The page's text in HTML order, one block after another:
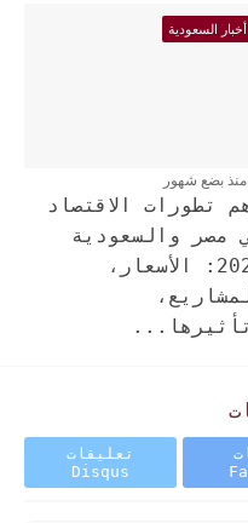
أخبار السعودية
منذ بضع شهور
تطورات الاقتصاد
مصر والسعودية
2026: الأسعار،
تعليقات
Disqus